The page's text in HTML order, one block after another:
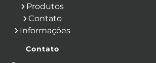
Respirador
para Câmara Fria
Luva de Cobertura
Luva Isolante
Produtos
Contato
Informações
Contato